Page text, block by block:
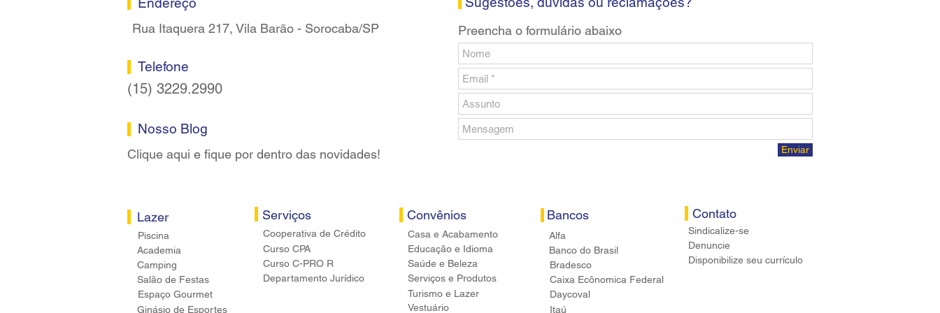
Endereço
Rua Itaquera 217, Vila Barão - Sorocaba/SP
Telefone
(15) 3229.2990
Nosso Blog
Clique aqui e fique por dentro das novidades!
Lazer
Piscina
Academia
Camping
Salão de Festas
Espaço Gourmet
Ginásio de Esportes
Serviços
Cooperativa de Crédito
Curso CPA
Curso C-PRO R
Departamento Jurídico
Preencha o formulário abaixo
Enviar
Convênios
Casa e Acabamento
Educação e Idioma
Saúde e Beleza
Serviços e Produtos
Turismo e Lazer
Vestuário
Bancos
Alfa
Banco do Brasil
Bradesco
Caixa Ecônomica Federal
Daycoval
Itaú
Contato
Sindicalize-se
Denuncie
Disponibilize seu currículo